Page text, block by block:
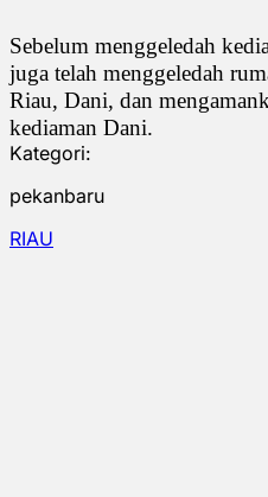
Sebelum menggeledah
juga telah menggeledah
Riau, Dani, dan
kediaman Dani.
Kategori:
pekanbaru
RIAU